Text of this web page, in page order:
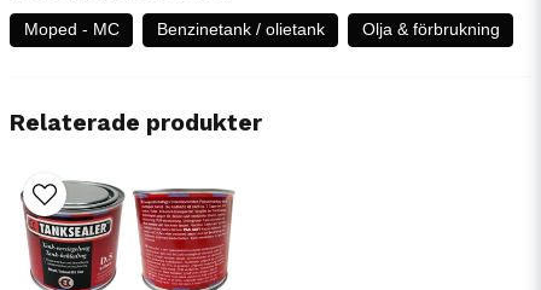
Moped - MC Benzinetank / olietank Olja & förbrukning
Relaterade produkter